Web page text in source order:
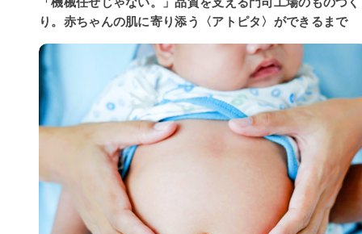
り。赤ちゃんの肌に寄り添う〈アトピタ〉ができるまで